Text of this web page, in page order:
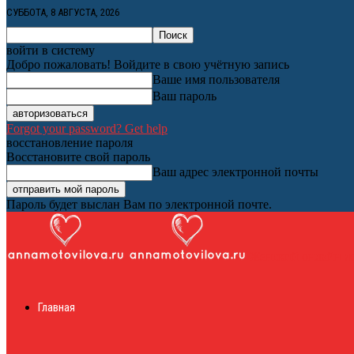
СУББОТА, 8 АВГУСТА, 2026
войти в систему
Добро пожаловать! Войдите в свою учётную запись
Ваше имя пользователя
Ваш пароль
Forgot your password? Get help
восстановление пароля
Восстановите свой пароль
Ваш адрес электронной почты
Пароль будет выслан Вам по электронной почте.
Главная